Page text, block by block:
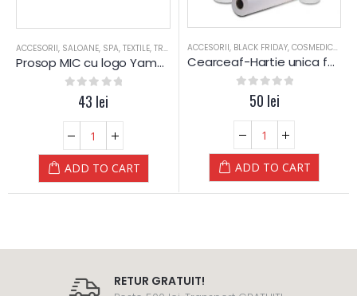
,PIELE USCATA,SALOANE,TEN DESHIDRATAT,TEN SEBOREIC GRAS ,TEN SEBOREIC
ACCESORII, SALOANE, SPA, TEXTILE, TRATAMENT CORPORAL
Prosop MIC cu logo Yamuna
out of 5
43 lei
ADD TO CART
ACCESORII, BLACK FRIDAY, COSMEDIC-PETRA
Cearceaf-Hartie unica folosinta pat masaj – 80 m
out of 5
50 lei
ADD TO CART
RETUR GRATUIT!